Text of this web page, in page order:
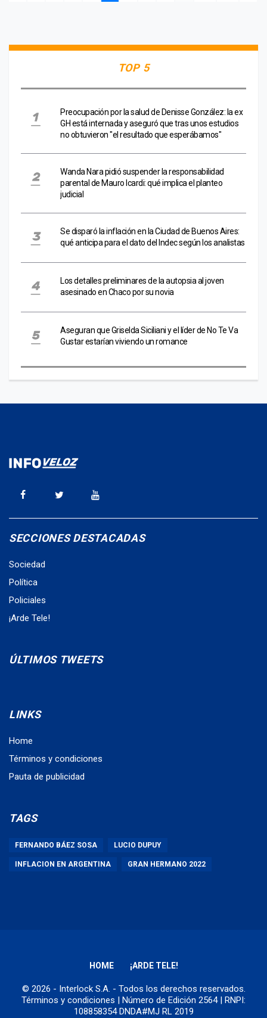
TOP 5
Preocupación por la salud de Denisse González: la ex
GH está internada y aseguró que tras unos estudios
no obtuvieron "el resultado que esperábamos"
Wanda Nara pidió suspender la responsabilidad
parental de Mauro Icardi: qué implica el planteo
judicial
Se disparó la inflación en la Ciudad de Buenos Aires:
qué anticipa para el dato del Indec según los analistas
Los detalles preliminares de la autopsia al joven
asesinado en Chaco por su novia
Aseguran que Griselda Siciliani y el líder de No Te Va
Gustar estarían viviendo un romance
SECCIONES DESTACADAS
Sociedad
Política
Policiales
¡Arde Tele!
ÚLTIMOS TWEETS
LINKS
Home
Términos y condiciones
Pauta de publicidad
TAGS
FERNANDO BÁEZ SOSA LUCIO DUPUY
INFLACION EN ARGENTINA GRAN HERMANO 2022
HOME ¡ARDE TELE!
© 2026 - Interlock S.A. - Todos los derechos reservados.
Términos y condiciones | Número de Edición 2564 | RNPI:
108858354 DNDA#MJ RL 2019